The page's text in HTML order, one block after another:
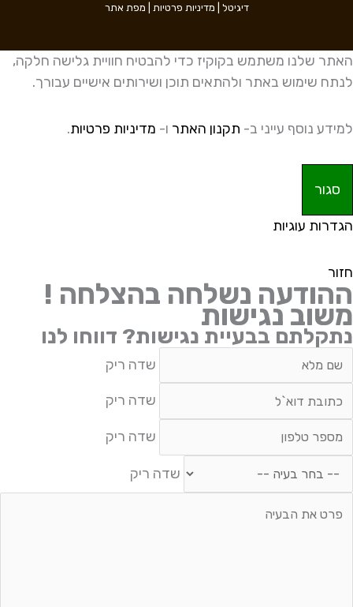
דיגיטל
מדיניות פרטיות מפת אתר
האתר שלנו משתמש בקוקיז כדי להבטיח חוויית גלישה חלקה,
לנתח שימוש באתר ולהתאים תוכן ושירותים אישיים עבורך.
למידע נוסף עייני ב- תקנון האתר ו- מדיניות פרטיות.
סגור
הגדרות עוגיות
חזור
ההודעה נשלחה בהצלחה !
משוב נגישות
נתקלתם בבעיית נגישות? דווחו לנו
ריק
שדה ריק
שדה ריק
שדה ריק
שדה ריק
ריק